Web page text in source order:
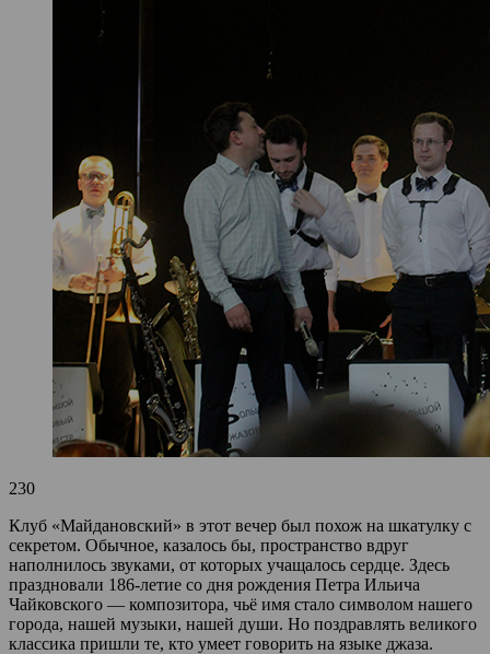
230
Клуб «Майдановский» в этот вечер был похож на шкатулку с
секретом. Обычное, казалось бы, пространство вдруг
наполнилось звуками, от которых учащалось сердце. Здесь
праздновали 186-летие со дня рождения Петра Ильича
Чайковского — композитора, чьё имя стало символом нашего
города, нашей музыки, нашей души. Но поздравлять великого
классика пришли те, кто умеет говорить на языке джаза.